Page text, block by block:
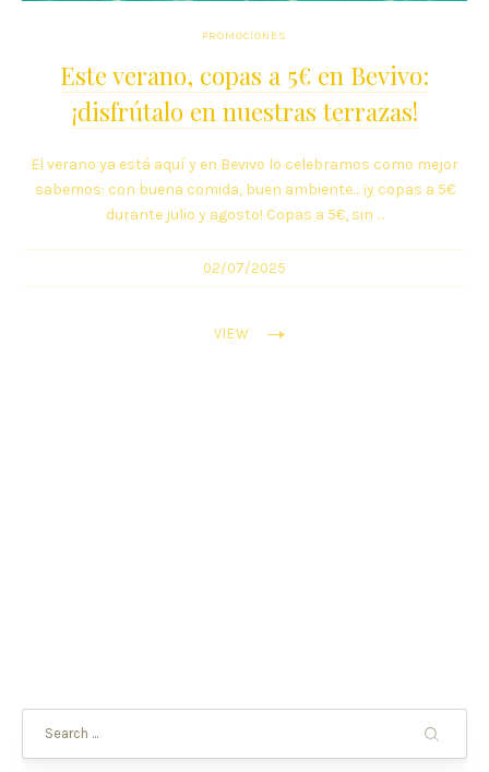
PROMOCIONES
Este verano, copas a 5€ en Bevivo:
¡disfrútalo en nuestras terrazas!
El verano ya está aquí y en Bevivo lo celebramos como mejor
sabemos: con buena comida, buen ambiente… ¡y copas a 5€
durante julio y agosto! Copas a 5€, sin …
02/07/2025
VIEW